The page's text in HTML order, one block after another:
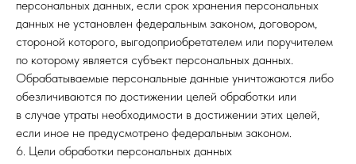
персональных данных, если срок хранения персональных
данных не установлен федеральным законом, договором,
стороной которого, выгодоприобретателем или поручителем
по которому является субъект персональных данных.
Обрабатываемые персональные данные уничтожаются либо
обезличиваются по достижении целей обработки или
в случае утраты необходимости в достижении этих целей,
если иное не предусмотрено федеральным законом.
6. Цели обработки персональных данных